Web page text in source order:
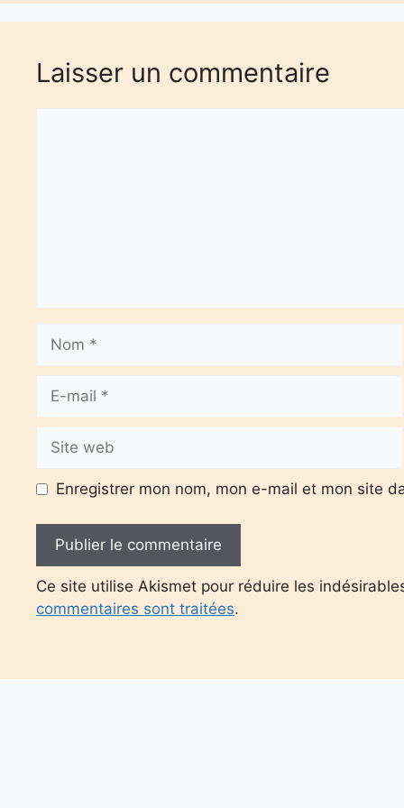
Laisser un commentaire
Nom
Site
web
Enregistrer mon nom, mon e-mail et mon site
Ce site utilise Akismet pour réduire les
commentaires sont traitées.